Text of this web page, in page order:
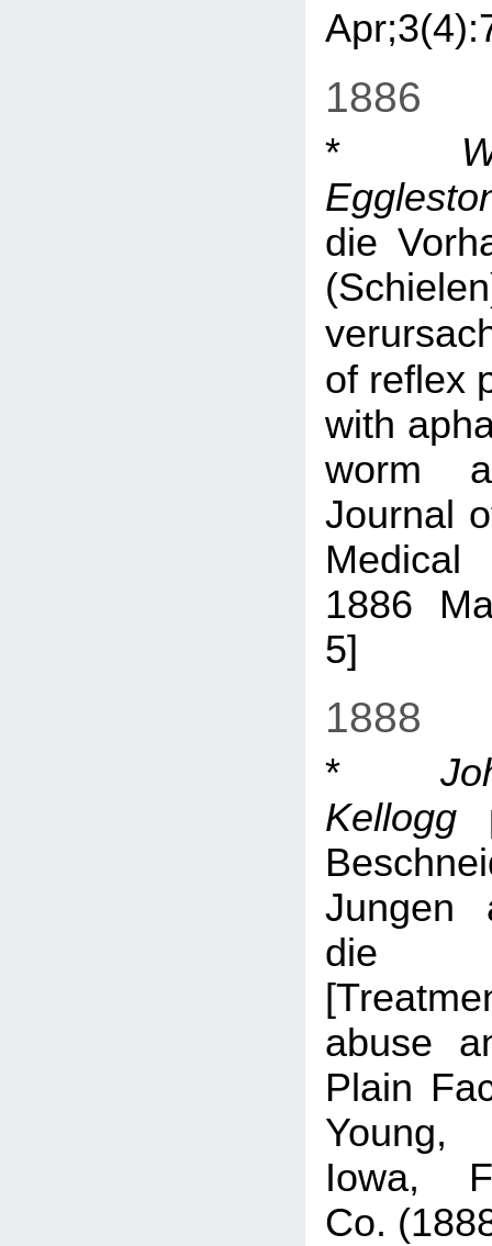
1886
*
die
of reflex
with
worm
Journal
1886
5]
1888
*
Kellogg
Jungen
die
abuse
Plain
Iowa,
Co.